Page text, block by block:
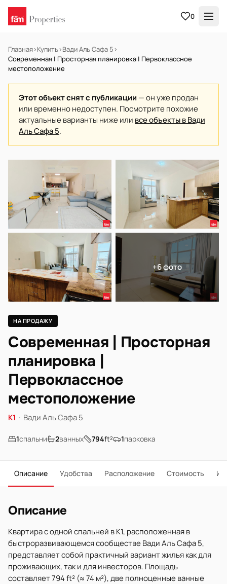
0
Главная›Купить›Вади Аль Сафа 5›
Современная | Просторная планировка | Первоклассное
местоположение
Этот объект снят с публикации — он уже продан
или временно недоступен. Посмотрите похожие
актуальные варианты ниже или все объекты в Вади
Аль Сафа 5.
Готов к заселению
+6 фото
НА ПРОДАЖУ
Современная | Просторная
планировка |
Первоклассное
местоположение
K1 · Вади Аль Сафа 5
1спальни 2ванных 794ft² 1парковка
Описание Удобства Расположение Стоимость
Описание
Квартира с одной спальней в K1, расположенная в
быстроразвивающемся сообществе Вади Аль Сафа 5,
представляет собой практичный вариант жилья как для
проживающих, так и для инвесторов. Площадь
составляет 794 ft² (≈ 74 м²), две полноценные ванные